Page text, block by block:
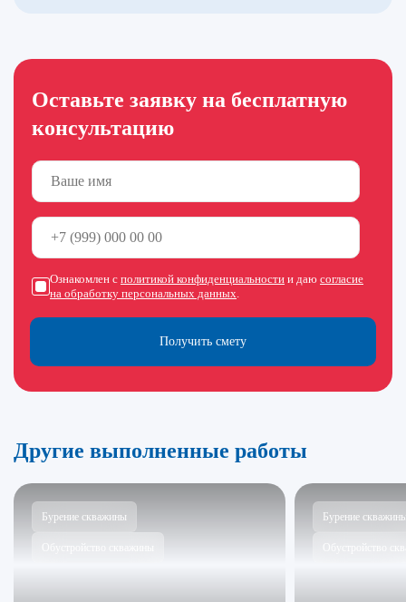
Оставьте заявку на бесплатную
консультацию
Получить смету
Ознакомлен с политикой конфиденциальности и даю согласие
на обработку персональных данных.
Другие выполненные работы
Бурение скважины Бурение
Обустройство